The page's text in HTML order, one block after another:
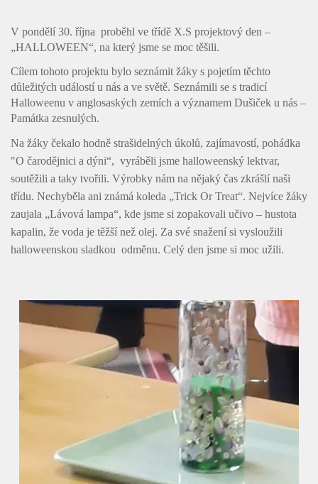
Kontakty
V pondělí 30. října proběhl ve třídě X.S projektový den –
„HALLOWEEN“, na který jsme se moc těšili.
Cílem tohoto projektu bylo seznámit žáky s pojetím těchto
důležitých událostí u nás a ve světě. Seznámili se s tradicí
Halloweenu v anglosaských zemích a významem Dušiček u nás –
Památka zesnulých.
Na žáky čekalo hodně strašidelných úkolů, zajímavostí, pohádka
"O čarodějnici a dýni“, vyráběli jsme halloweenský lektvar,
soutěžili a taky tvořili. Výrobky nám na nějaký čas zkrášlí naši
třídu. Nechyběla ani známá koleda „Trick Or Treat“. Nejvíce žáky
zaujala „Lávová lampa“, kde jsme si zopakovali učivo – hustota
kapalin, že voda je těžší než olej. Za své snažení si vysloužili
halloweenskou sladkou odměnu. Celý den jsme si moc užili.